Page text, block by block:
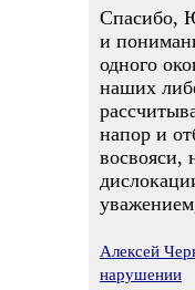
Спасибо,
и
одного
наших
напор и
восвояси,
Алексей
нарушении